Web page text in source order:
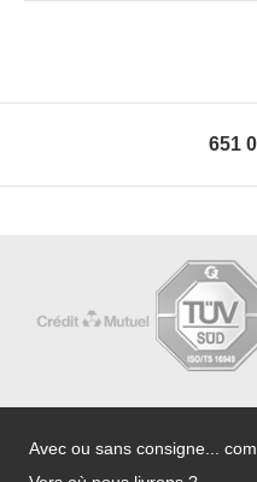
651
Avec ou sans consigne...